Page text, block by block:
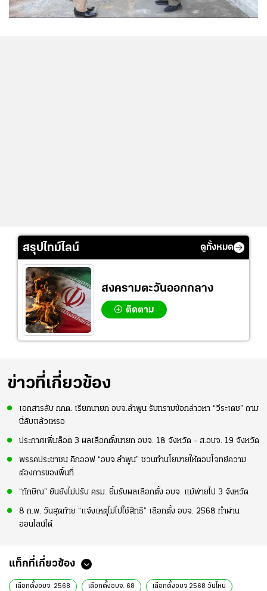
สรุปไทม์ไลน์ ดูทั้งหมด
สงครามตะวันออกกลาง
ติดตาม
ข่าวที่เกี่ยวข้อง
เอกสารลับ กกต. เรียกนายก อบจ.ลำพูน รับทราบข้อกล่าวหา “วีระเดช” ถาม
นี่ลับแล้วเหรอ
ประกาศเพิ่มล็อต 3 ผลเลือกตั้งนายก อบจ. 18 จังหวัด - ส.อบจ. 19 จังหวัด
พรรคประชาชน คิกออฟ “อบจ.ลำพูน” ชวนทำนโยบายให้ตอบโจทย์ความ
ต้องการของพื้นที่
“ทักษิณ” ยันยังไม่ปรับ ครม. ยิ้มรับผลเลือกตั้ง อบจ. แม้พ่ายไป 3 จังหวัด
8 ก.พ. วันสุดท้าย “แจ้งเหตุไม่ไปใช้สิทธิ” เลือกตั้ง อบจ. 2568 ทำผ่าน
ออนไลน์ได้
แท็กที่เกี่ยวข้อง
เลือกตั้งอบจ. 2568 เลือกตั้งอบจ. 68 เลือกตั้งอบจ 2568 วันไหน